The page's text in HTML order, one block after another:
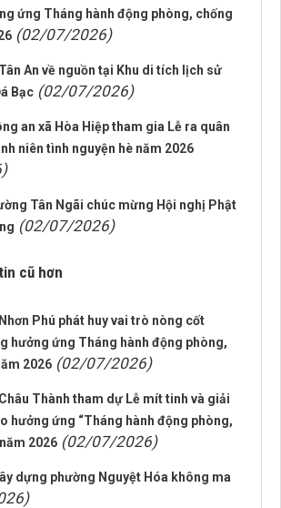
ứng Tháng hành động phòng, chống
(02/07/2026)
An về nguồn tại Khu di tích lịch sử
Bạc (02/07/2026)
an xã Hòa Hiệp tham gia Lễ ra quân
niên tình nguyện hè năm 2026
Tân Ngãi chúc mừng Hội nghị Phật
(02/07/2026)
cũ hơn
Phú phát huy vai trò nòng cốt
hưởng ứng Tháng hành động phòng,
2026 (02/07/2026)
Thành tham dự Lễ mít tinh và giải
hưởng ứng “Tháng hành động phòng,
2026 (02/07/2026)
dựng phường Nguyệt Hóa không ma